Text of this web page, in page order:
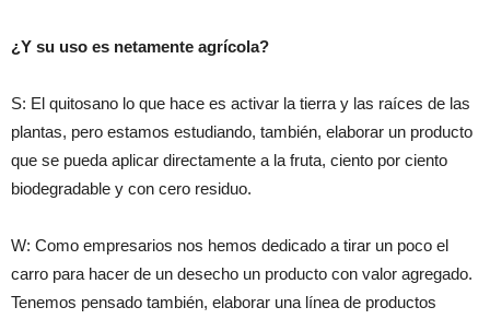
¿Y su uso es netamente agrícola?
S: El quitosano lo que hace es activar la tierra y las raíces de las
plantas, pero estamos estudiando, también, elaborar un producto
que se pueda aplicar directamente a la fruta, ciento por ciento
biodegradable y con cero residuo.
W: Como empresarios nos hemos dedicado a tirar un poco el
carro para hacer de un desecho un producto con valor agregado.
Tenemos pensado también, elaborar una línea de productos